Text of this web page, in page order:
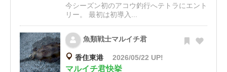
今シーズン初のアコウ釣行へテトラにエント
リー。 最初は初導入...
魚類戦士マルイチ君
香住東港 2026/05/22 UP!
マルイチ君快挙